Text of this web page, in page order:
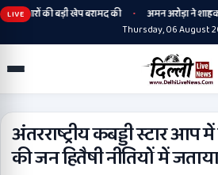
LIVE की बड़ी खेप बरामद की •
अमन अरोड़ा ने शाहकोट
Thursday, 06 August
अंतरराष्ट्रीय कबड्डी स्टार आप
की जन हितैषी नीतियों में